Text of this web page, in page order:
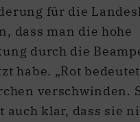
für die
dass man die hohe
durch die
habe. „Rot
verschwinden.
auch klar, dass sie